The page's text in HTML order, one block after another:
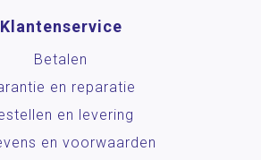
Klantenservice
Betalen
en reparatie
en levering
en voorwaarden